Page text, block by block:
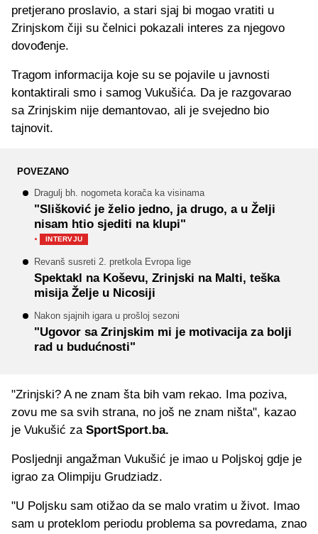
pretjerano proslavio, a stari sjaj bi mogao vratiti u
Zrinjskom čiji su čelnici pokazali interes za njegovo
dovođenje.
Tragom informacija koje su se pojavile u javnosti
kontaktirali smo i samog Vukušića. Da je razgovarao
sa Zrinjskim nije demantovao, ali je svejedno bio
tajnovit.
POVEZANO
Dragulj bh. nogometa korača ka visinama
"Slišković je želio jedno, ja drugo, a u Želji
nisam htio sjediti na klupi"
· INTERVJU
Revanš susreti 2. pretkola Evropa lige
Spektakl na Koševu, Zrinjski na Malti, teška
misija Želje u Nicosiji
Nakon sjajnih igara u prošloj sezoni
"Ugovor sa Zrinjskim mi je motivacija za bolji
rad u budućnosti"
"Zrinjski? A ne znam šta bih vam rekao. Ima poziva,
zovu me sa svih strana, no još ne znam ništa", kazao
je Vukušić za SportSport.ba.
Posljednji angažman Vukušić je imao u Poljskoj gdje je
igrao za Olimpiju Grudziadz.
"U Poljsku sam otižao da se malo vratim u život. Imao
sam u proteklom periodu problema sa povredama, znao